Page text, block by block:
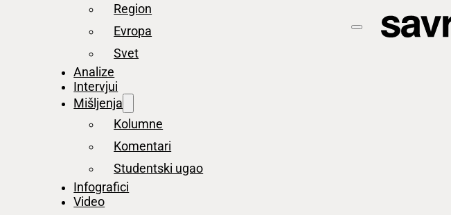
Region
Evropa
Svet
Analize
Intervjui
Mišljenja
Kolumne
Komentari
Studentski ugao
Infografici
Video